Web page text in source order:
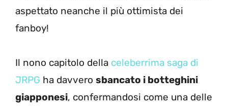
aspettato neanche il più ottimista dei
fanboy!
Il nono capitolo della celeberrima saga di
JRPG ha davvero sbancato i botteghini
giapponesi, confermandosi come una delle